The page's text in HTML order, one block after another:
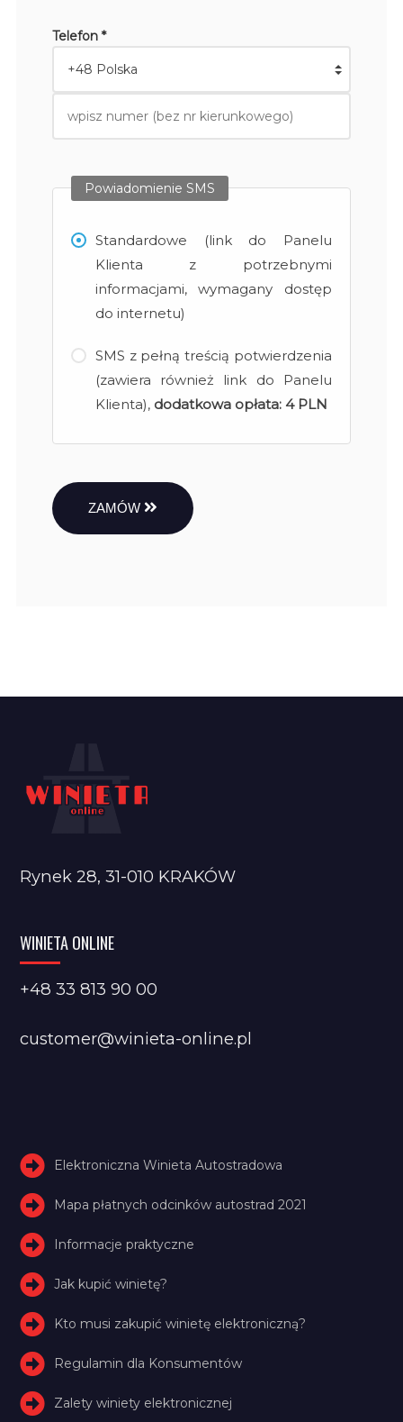
Telefon *
Powiadomienie SMS
Standardowe (link do Panelu
Klienta z potrzebnymi
informacjami, wymagany dostęp
do internetu)
SMS z pełną treścią potwierdzenia
(zawiera również link do Panelu
Klienta), dodatkowa opłata: 4 PLN
ZAMÓW
Rynek 28, 31-010 KRAKÓW
WINIETA ONLINE
+48 33 813 90 00
customer@winieta-online.pl
Elektroniczna Winieta Autostradowa
Mapa płatnych odcinków autostrad 2021
Informacje praktyczne
Jak kupić winietę?
Kto musi zakupić winietę elektroniczną?
Regulamin dla Konsumentów
Zalety winiety elektronicznej